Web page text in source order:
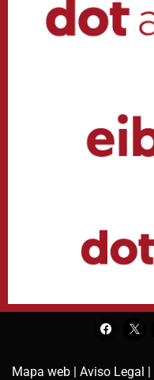
Mapa web | Aviso Legal |